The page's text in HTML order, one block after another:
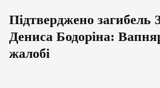
Підтверджено загибель
Дениса Бодоріна:
жалобі